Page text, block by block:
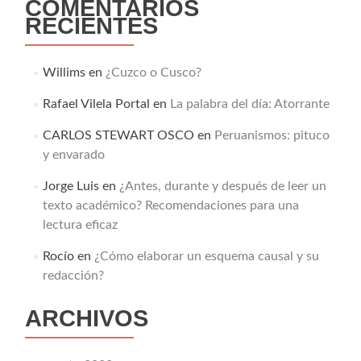
COMENTARIOS
RECIENTES
Willimsen ¿Cuzco o Cusco?
Rafael Vilela Portal en La palabra del día: Atorrante
CARLOS STEWART OSCO en Peruanismos: pituco
y envarado
Jorge Luisen ¿Antes, durante y después de leer un
texto académico? Recomendaciones para una
lectura eficaz
Rocíoen ¿Cómo elaborar un esquema causal y su
redacción?
ARCHIVOS